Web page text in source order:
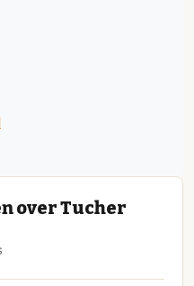
over Tucher